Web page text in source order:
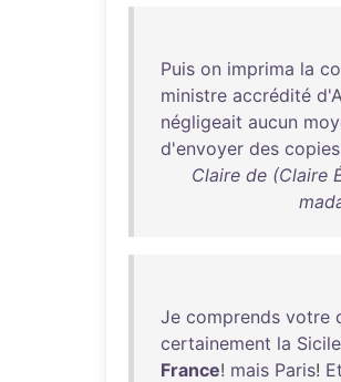
Puis on imprima la
ministre accrédité
négligeait aucun
d'envoyer des copies
Claire de (Claire
Je comprends votre
certainement la Sicile
France! mais Paris! Et